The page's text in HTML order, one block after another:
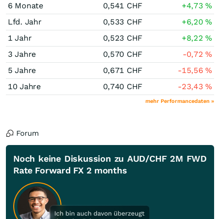
6 Monate
0,541 CHF +4,73%
Lfd. Jahr
0,533 CHF +6,20%
1 Jahr
0,523 CHF +8,22%
3 Jahre
0,570 CHF -0,72%
5 Jahre
0,671 CHF -15,56%
10 Jahre
0,740 CHF -23,43%
mehr Performancedaten »
Forum
Noch keine Diskussion zu AUD/CHF 2M FWD
Rate Forward FX 2 months